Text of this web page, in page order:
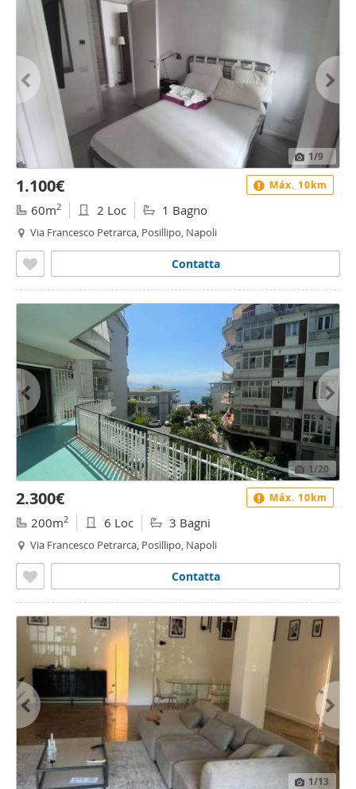
1/9
1.100€
60m2 2 Loc 1 Bagno
Via Francesco Petrarca, Posillipo, Napoli
Contatta
Máx. 10km
1/20
2.300€
200m2 6 Loc 3 Bagni
Via Francesco Petrarca, Posillipo, Napoli
Contatta
Máx. 10km
1/13